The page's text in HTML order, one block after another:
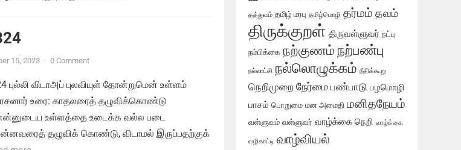
15, 2023 · 0 Comment
புல்லி விடாஅப் புலவியுள் தோன்றுமென் உள்ளம்
உரை: காதலரைத் தழுவிக்கொண்டு
என்னுடைய உள்ளத்தை உடைக்க வல்ல படை
தழுவிக் கொண்டு, விடாமல் இருப்பதற்குக்
தத்துவம் தமிழ் மரபு தமிழ்மொழி தர்மம் தவம்
திருக்குறள் திருவள்ளுவர் நட்பு
நம்பிக்கை நற்குணம் நற்பண்பு
நல்லாட்சி நல்லொழுக்கம் நீதிக்கூறு
நெறிமுறை நேர்மை பண்பாடு பழமொழி
பாசம் பொறுமை மன அமைதி மனிதநேயம்
வள்ளுவம் வள்ளுவர் வாழ்க்கை நெறி வாழ்க்கை
வழிகாட்டி வாழ்வியல்